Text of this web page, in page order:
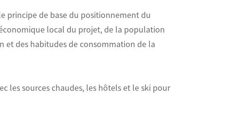
principe de base du positionnement du
local du projet, de la population
et des habitudes de consommation de la
les sources chaudes, les hôtels et le ski pour